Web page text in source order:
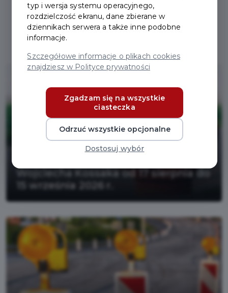
Aktualności
Wojciecha Kossaka od 17 sierpnia do
15 września 2026 r.
typ i wersja systemu operacyjnego,
rozdzielczość ekranu, dane zbierane w
dziennikach serwera a także inne podobne
informacje.
Szczegółowe informacje o plikach cookies
znajdziesz w Polityce prywatności
Zgadzam się na wszystkie
ciasteczka
Odrzuć wszystkie opcjonalne
Dostosuj wybór